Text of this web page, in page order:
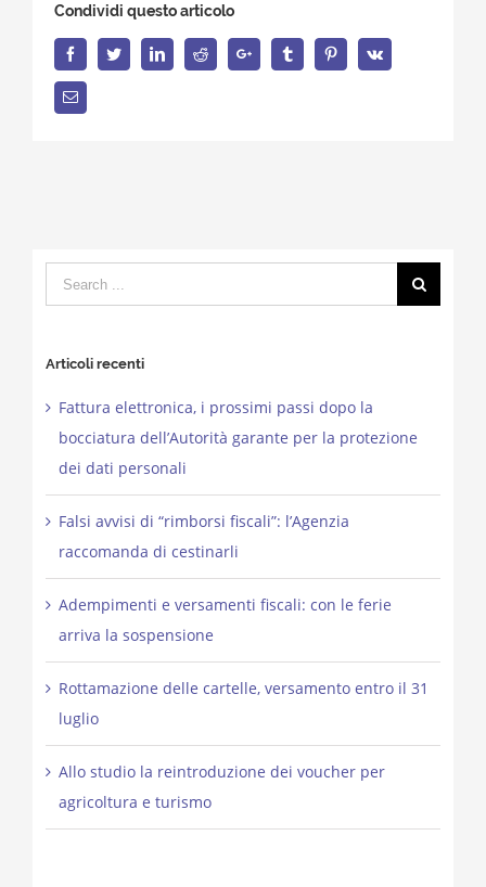
Condividi questo articolo
FacebookTwitterLinkedInReddit Google+ Tumblr PinterestVk
Email
Search
for:
Articoli recenti
Fattura elettronica, i prossimi passi dopo la
bocciatura dell’Autorità garante per la protezione
dei dati personali
Falsi avvisi di “rimborsi fiscali”: l’Agenzia
raccomanda di cestinarli
Adempimenti e versamenti fiscali: con le ferie
arriva la sospensione
Rottamazione delle cartelle, versamento entro il 31
luglio
Allo studio la reintroduzione dei voucher per
agricoltura e turismo